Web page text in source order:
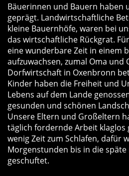
Bäuerinnen und Bauern haben
geprägt. Landwirtschaftliche
kleine Bauernhöfe, waren bei
das wirtschaftliche Rückgrat.
eine wunderbare Zeit in einem
aufzuwachsen, zumal Oma und
Dorfwirtschaft in Oxenbronn
Kinder haben die Freiheit und
Lebens auf dem Lande
gesunden und schönen
Unsere Eltern und Großeltern
täglich fordernde Arbeit klaglos
wenig Zeit zum Schlafen, dafür
Morgenstunden bis in die
geschuftet.